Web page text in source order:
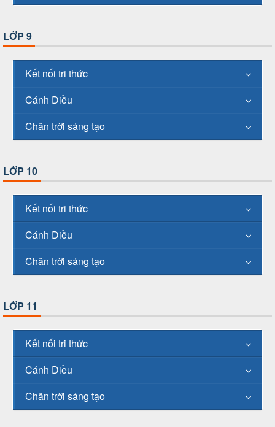
LỚP 9
Kết nối tri thức
Cánh Diều
Chân trời sáng tạo
LỚP 10
Kết nối tri thức
Cánh Diều
Chân trời sáng tạo
LỚP 11
Kết nối tri thức
Cánh Diều
Chân trời sáng tạo